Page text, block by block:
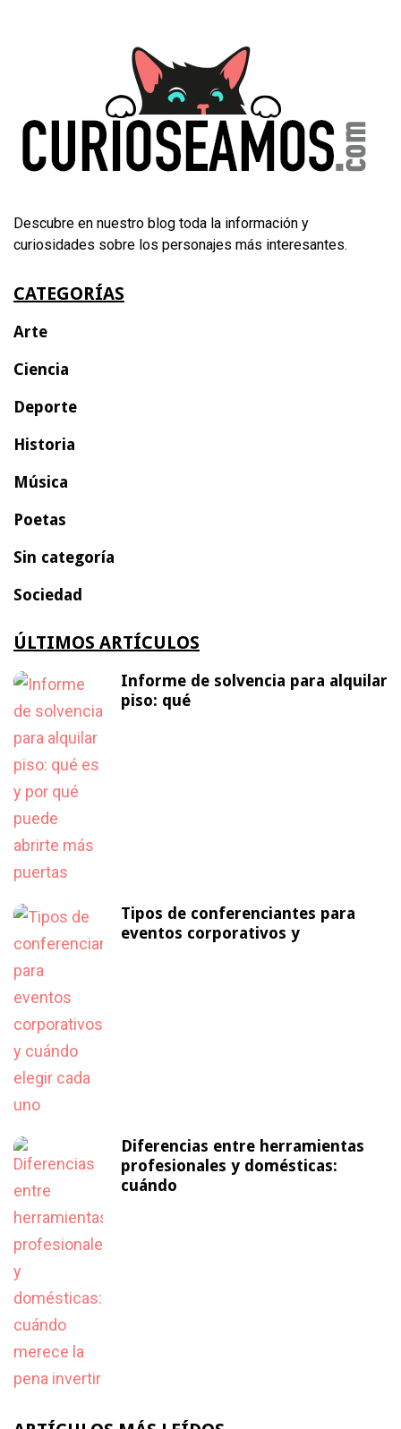
Descubre en nuestro blog toda la información y
curiosidades sobre los personajes más interesantes.
CATEGORÍAS
Arte
Ciencia
Deporte
Historia
Música
Poetas
Sin categoría
Sociedad
ÚLTIMOS ARTÍCULOS
Informe de solvencia para alquilar
piso: qué
Tipos de conferenciantes para
eventos corporativos y
Diferencias entre herramientas
profesionales y domésticas:
cuándo